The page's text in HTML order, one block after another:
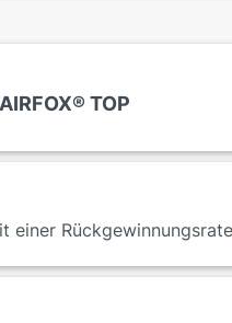
AIRFOX® TOP
einer